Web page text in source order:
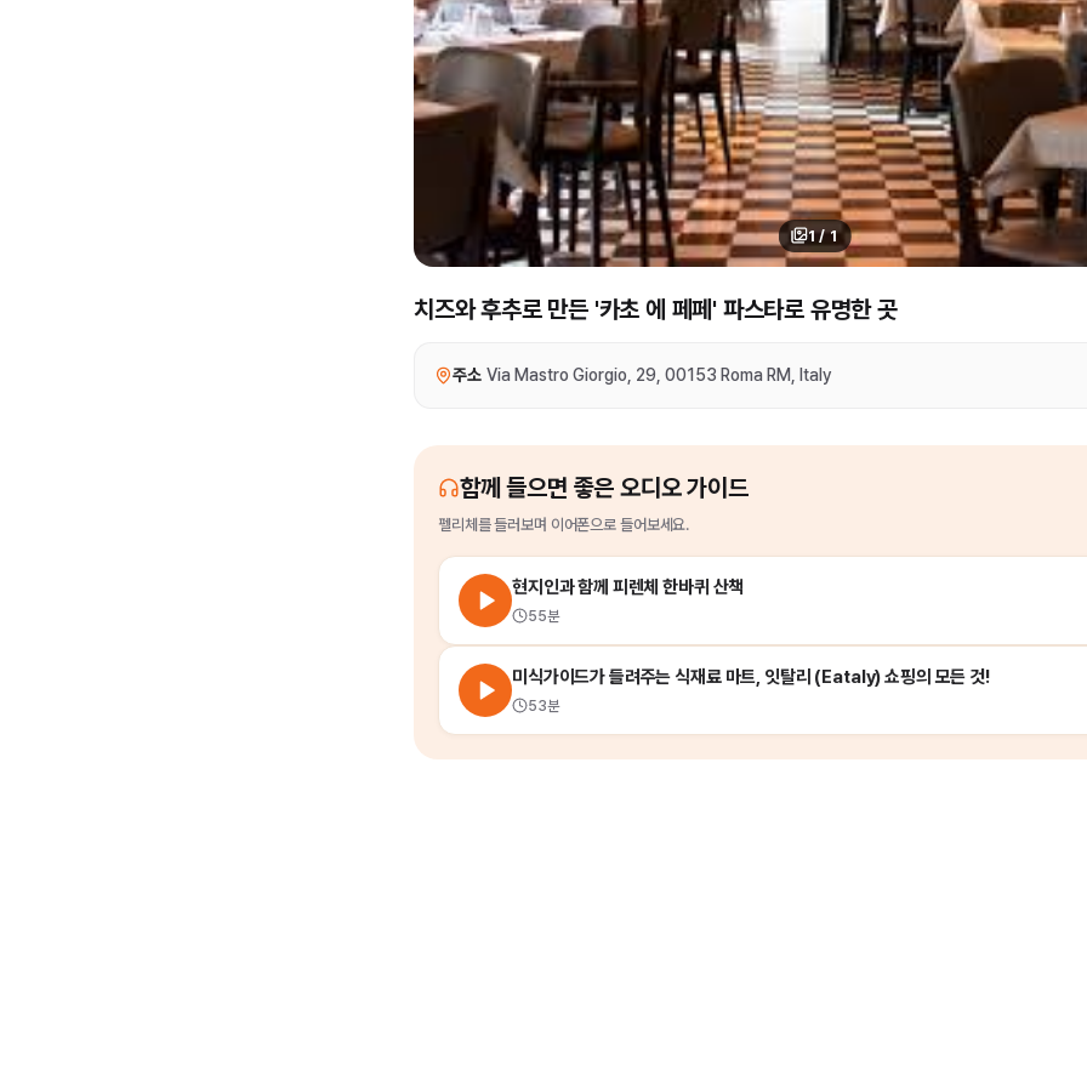
1/1
치즈와 후추로 만든 '카초 에 페페' 파스타로 유명한 곳
주소 Via Mastro Giorgio, 29, 00153 Roma RM, Italy
함께 들으면 좋은 오디오 가이드
펠리체 를들러보며 이어폰으로 들어보세요.
현지인과 함께 피렌체 한바퀴 산책
55분
미식가이드가 들려주는 식재료 마트, 잇탈리 (Eataly) 쇼핑의 모든 것!
53분